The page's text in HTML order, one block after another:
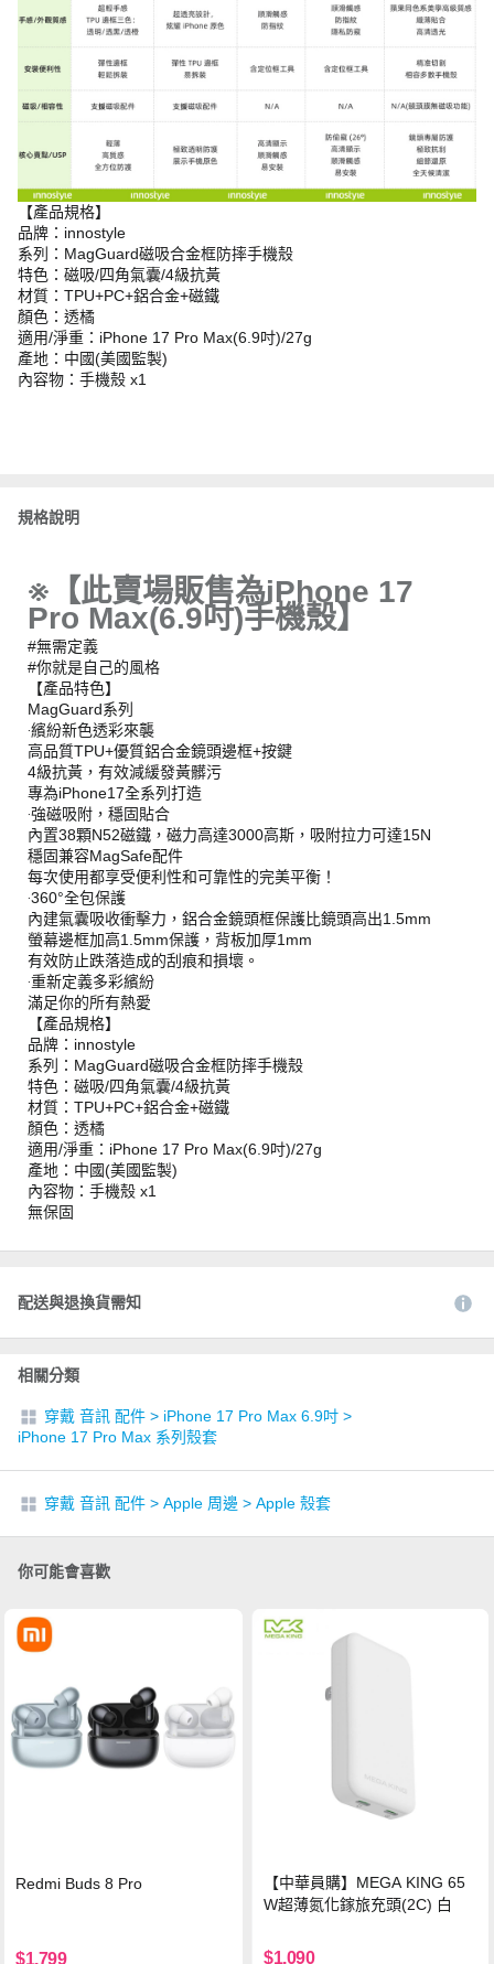
【產品規格】
品牌：innostyle
系列：MagGuard磁吸合金框防摔手機殼
特色：磁吸/四角氣囊/4級抗黃
材質：TPU+PC+鋁合金+磁鐵
顏色：透橘
適用/淨重：iPhone 17 Pro Max(6.9吋)/27g
產地：中國(美國監製)
內容物：手機殼 x1
規格說明
※【此賣場販售為iPhone 17
Pro Max(6.9吋)手機殼】
#無需定義
#你就是自己的風格
【產品特色】
MagGuard系列
‧繽紛新色透彩來襲
高品質TPU+優質鋁合金鏡頭邊框+按鍵
4級抗黃，有效減緩發黃髒污
專為iPhone17全系列打造
‧強磁吸附，穩固貼合
內置38顆N52磁鐵，磁力高達3000高斯，吸附拉力可達15N
穩固兼容MagSafe配件
每次使用都享受便利性和可靠性的完美平衡！
‧360°全包保護
內建氣囊吸收衝擊力，鋁合金鏡頭框保護比鏡頭高出1.5mm
螢幕邊框加高1.5mm保護，背板加厚1mm
有效防止跌落造成的刮痕和損壞。
‧重新定義多彩繽紛
滿足你的所有熱愛
【產品規格】
品牌：innostyle
系列：MagGuard磁吸合金框防摔手機殼
特色：磁吸/四角氣囊/4級抗黃
材質：TPU+PC+鋁合金+磁鐵
顏色：透橘
適用/淨重：iPhone 17 Pro Max(6.9吋)/27g
產地：中國(美國監製)
內容物：手機殼 x1
無保固
配送與退換貨需知
相關分類
穿戴 音訊 配件 > iPhone 17 Pro Max 6.9吋 >
iPhone 17 Pro Max 系列殼套
穿戴 音訊 配件 > Apple 周邊 > Apple 殼套
你可能會喜歡
Redmi Buds 8 Pro
$1,799
【中華員購】MEGA KING 65
W超薄氮化鎵旅充頭(2C) 白
$1,090